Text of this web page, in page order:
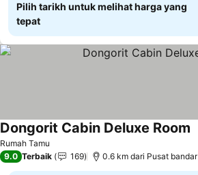
Pilih tarikh untuk melihat harga yang
tepat
Rumah Tamu
Dongorit Cabin Deluxe Room
9.0 Terbaik 169 0.6 km dari Pusat bandar